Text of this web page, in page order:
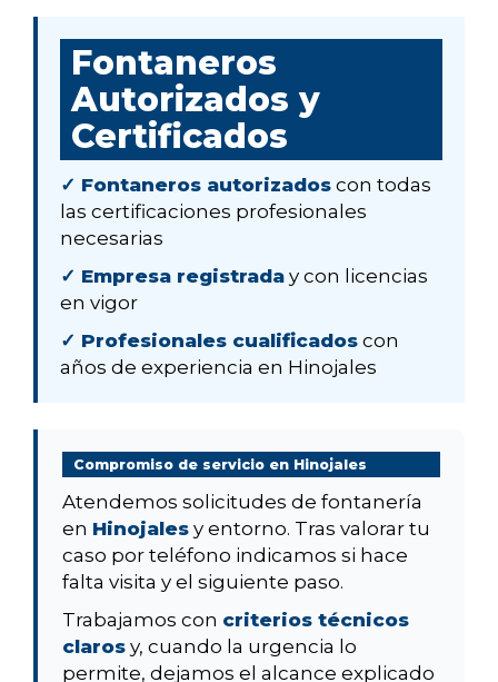
Fontaneros
Autorizados y
Certificados
✓ Fontaneros autorizados con todas
las certificaciones profesionales
necesarias
✓ Empresa registrada y con licencias
en vigor
✓ Profesionales cualificados con
años de experiencia en Hinojales
Compromiso de servicio en Hinojales
Atendemos solicitudes de fontanería
en Hinojales y entorno. Tras valorar tu
caso por teléfono indicamos si hace
falta visita y el siguiente paso.
Trabajamos con criterios técnicos
claros y, cuando la urgencia lo
permite, dejamos el alcance explicado